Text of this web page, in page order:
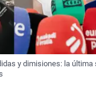
y dimisiones: la última